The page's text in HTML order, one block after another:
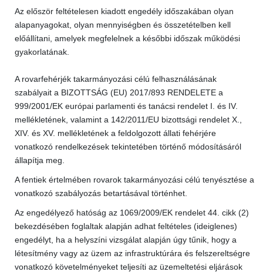
Az először feltételesen kiadott engedély időszakában olyan
alapanyagokat, olyan mennyiségben és összetételben kell
előállítani, amelyek megfelelnek a későbbi időszak működési
gyakorlatának.
A rovarfehérjék takarmányozási célú felhasználásának
szabályait a BIZOTTSÁG (EU) 2017/893 RENDELETE a
999/2001/EK európai parlamenti és tanácsi rendelet I. és IV.
mellékletének, valamint a 142/2011/EU bizottsági rendelet X.,
XIV. és XV. mellékletének a feldolgozott állati fehérjére
vonatkozó rendelkezések tekintetében történő módosításáról
állapítja meg.
A fentiek értelmében rovarok takarmányozási célú tenyésztése a
vonatkozó szabályozás betartásával történhet.
Az engedélyező hatóság az 1069/2009/EK rendelet 44. cikk (2)
bekezdésében foglaltak alapján adhat feltételes (ideiglenes)
engedélyt, ha a helyszíni vizsgálat alapján úgy tűnik, hogy a
létesítmény vagy az üzem az infrastruktúrára és felszereltségre
vonatkozó követelményeket teljesíti az üzemeltetési eljárások